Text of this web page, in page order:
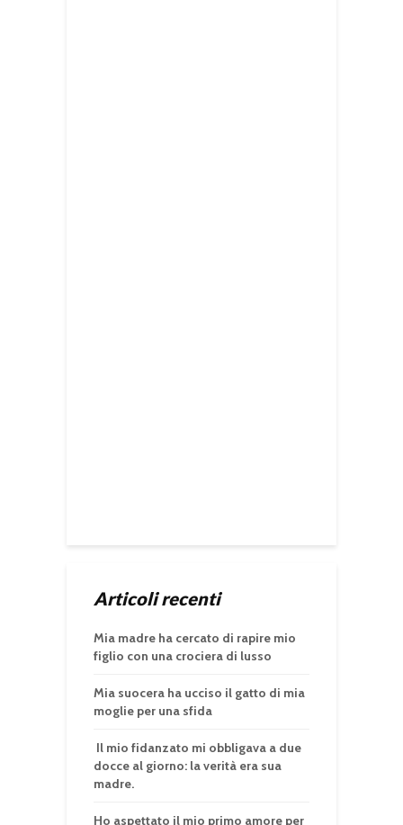
Articoli recenti
Mia madre ha cercato di rapire mio
figlio con una crociera di lusso
Mia suocera ha ucciso il gatto di mia
moglie per una sfida
Il mio fidanzato mi obbligava a due
docce al giorno: la verità era sua
madre.
Ho aspettato il mio primo amore per